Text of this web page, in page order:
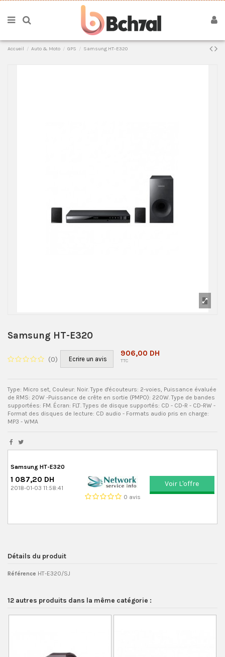
Accueil Auto & Moto GPS Samsung HT-E320
Samsung HT-E320
(0) Ecrire un avis
906,00 DH
TTC
Type: Micro set, Couleur: Noir. Type d'écouteurs: 2-voies, Puissance évaluée
de RMS: 20W -Puissance de crête en sortie (PMPO): 220W. Type de bandes
supportées: FM. Écran: FLT. Types de disque supportés: CD - CD-R - CD-RW -
Format des disques de lecture: CD audio - Formats audio pris en charge:
MP3 - WMA
Samsung HT-E320
1 087,20 DH
2018-01-03 11:58:41
0 avis
Voir L'offre
Détails du produit
Référence HT-E320/SJ
12 autres produits dans la même catégorie :